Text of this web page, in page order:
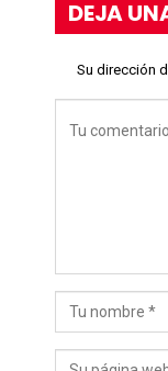
DEJA
Su dirección